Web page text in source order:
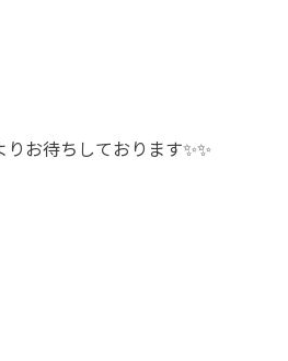
お待ちしております✨✨